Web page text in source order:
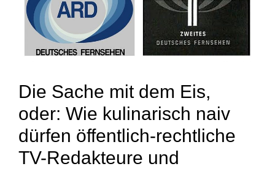
Die Sache mit dem Eis,
oder: Wie kulinarisch naiv
dürfen öffentlich-rechtliche
TV-Redakteure und